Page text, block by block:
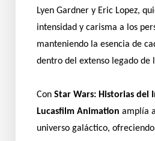
Lyen Gardner y Eric Lopez,
intensidad y carisma a los
manteniendo la esencia de
dentro del extenso legado de
Con Star Wars: Historias del
Lucasfilm Animation amplía
universo galáctico,